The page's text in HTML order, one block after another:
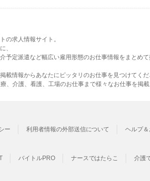
の求人情報サイト。
、
定派遣など幅広い雇用形態のお仕事情報をまとめて
情報からあなたにピッタリのお仕事を見つけてくだ
、介護、看護、工場のお仕事まで様々なお仕事を掲載
ー 利用者情報の外部送信について ヘルプ
バイトルPRO ナースではたらこ 介護